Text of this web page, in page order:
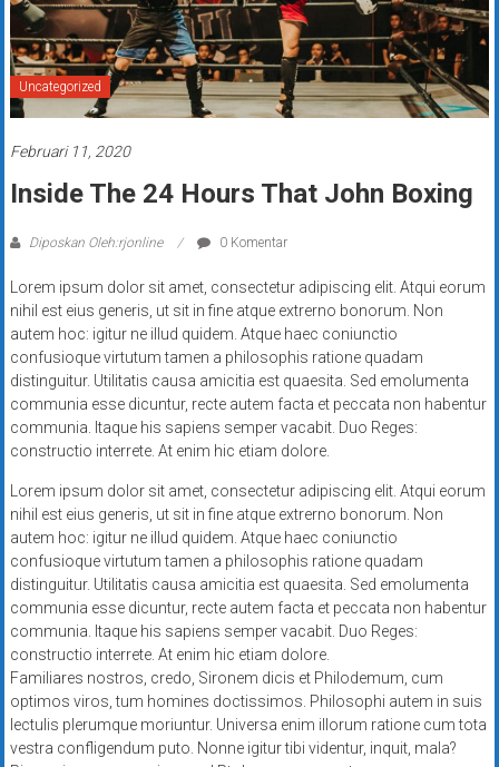
Uncategorized
Februari 11, 2020
Inside The 24 Hours That John Boxing
Diposkan Oleh:rjonline 0 Komentar
Lorem ipsum dolor sit amet, consectetur adipiscing elit. Atqui eorum
nihil est eius generis, ut sit in fine atque extrerno bonorum. Non
autem hoc: igitur ne illud quidem. Atque haec coniunctio
confusioque virtutum tamen a philosophis ratione quadam
distinguitur. Utilitatis causa amicitia est quaesita. Sed emolumenta
communia esse dicuntur, recte autem facta et peccata non habentur
communia. Itaque his sapiens semper vacabit. Duo Reges:
constructio interrete. At enim hic etiam dolore.
Lorem ipsum dolor sit amet, consectetur adipiscing elit. Atqui eorum
nihil est eius generis, ut sit in fine atque extrerno bonorum. Non
autem hoc: igitur ne illud quidem. Atque haec coniunctio
confusioque virtutum tamen a philosophis ratione quadam
distinguitur. Utilitatis causa amicitia est quaesita. Sed emolumenta
communia esse dicuntur, recte autem facta et peccata non habentur
communia. Itaque his sapiens semper vacabit. Duo Reges:
constructio interrete. At enim hic etiam dolore.
Familiares nostros, credo, Sironem dicis et Philodemum, cum
optimos viros, tum homines doctissimos. Philosophi autem in suis
lectulis plerumque moriuntur. Universa enim illorum ratione cum tota
vestra confligendum puto. Nonne igitur tibi videntur, inquit, mala?